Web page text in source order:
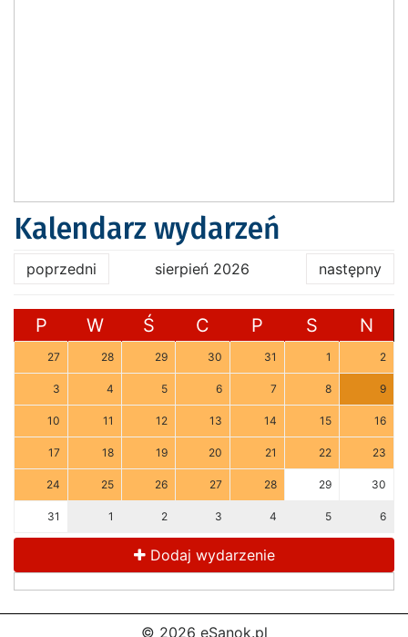
Kalendarz wydarzeń
poprzedni sierpień 2026 następny
P W Ś C P S N
27 28 29 30 31 1 2
3 4 5 6 7 8 9
10 11 12 13 14 15 16
17 18 19 20 21 22 23
24 25 26 27 28 29 30
31 1 2 3 4 5 6
Dodaj wydarzenie
© 2026 eSanok.pl